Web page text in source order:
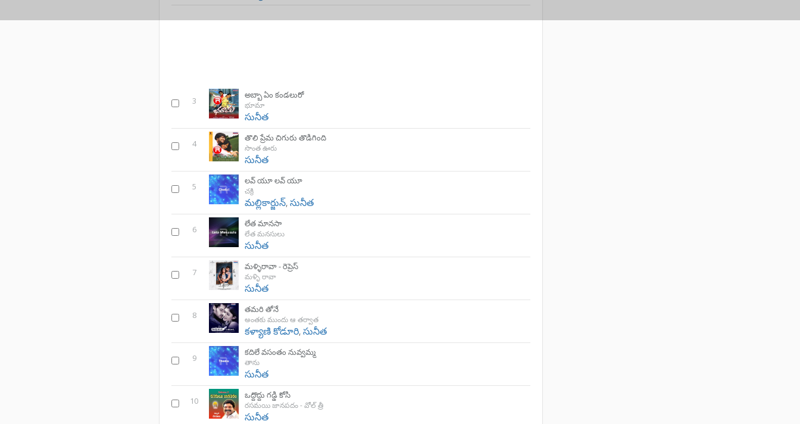
3
అబ్బా ఏం కండలురో
భూమా
సునీత
4
తొలి ప్రేమ చిగురు తొడిగింది
సొంత ఊరు
సునీత
5
లవ్ యూ లవ్ యూ
చక్రి
మల్లికార్జున్,సునీత
6
లేత మానసా
లేత మనసులు
సునీత
7
మళ్ళిరావా - రెప్రెస్
మళ్ళి రావా
సునీత
8
తమరి తోనే
అంతకు ముందు ఆ తర్వాత
కళ్యాణి కోడూరి,సునీత
9
కదిలే వసంతం నువ్వమ్మ
తాను
సునీత
10
ఒద్దొద్దు గడ్డి కోసి
రసమయి జానపదం - వోల్ త్రీ
సునీత